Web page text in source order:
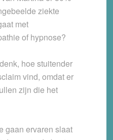
ziekte
met
of hypnose?
hoe stuitender
vind, omdat er
zijn die het
gaan ervaren slaat